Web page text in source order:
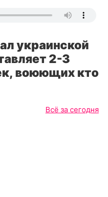
украинской
2-3
воюющих кто
Всё за сегодня